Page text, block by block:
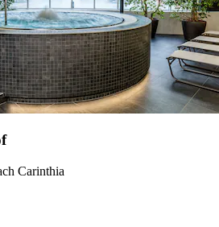
Carinthia